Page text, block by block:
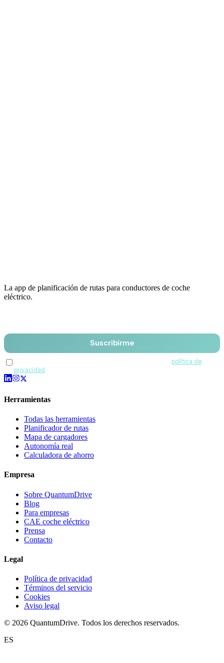
La app de planificación de rutas para conductores de coche
eléctrico.
Suscribirme
política de
privacidad
Herramientas
Todas las herramientas
Planificador de rutas
Mapa de cargadores
Autonomía real
Calculadora de ahorro
Empresa
Sobre QuantumDrive
Blog
Para empresas
CAE coche eléctrico
Prensa
Contacto
Legal
Política de privacidad
Términos del servicio
Cookies
Aviso legal
© 2026 QuantumDrive. Todos los derechos reservados.
ES